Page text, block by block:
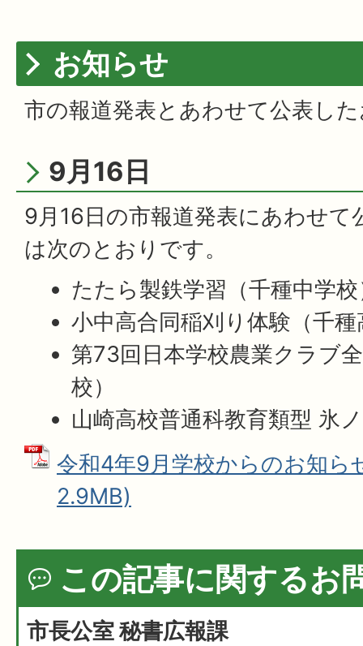
お知らせ
市の報道発表とあわせて公表し
9月16日
9月16日の市報道発表にあわせて
は次のとおりです。
たたら製鉄学習（千種中学
小中高合同稲刈り体験（千種
第73回日本学校農業クラブ
校）
山崎高校普通科教育類型 氷
令和4年9月学校からのお知ら
2.9MB)
この記事に関するお
市長公室 秘書広報課